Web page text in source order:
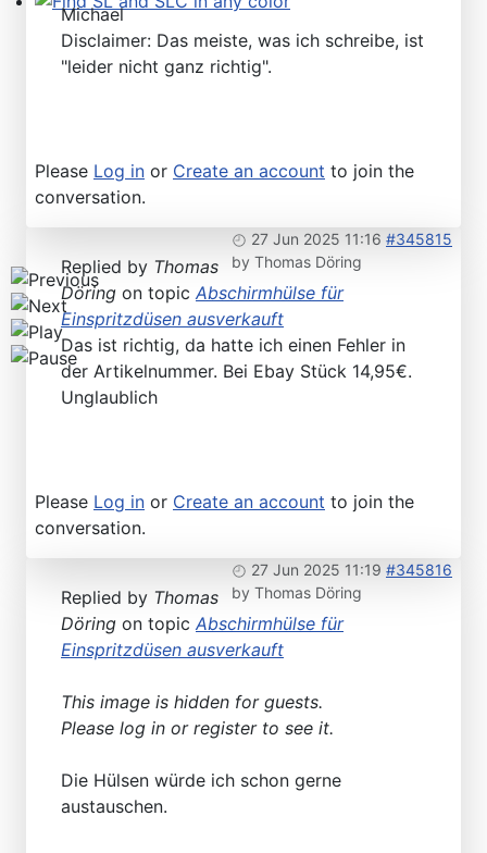
Find SL and SLC in any color
Michael
Disclaimer: Das meiste, was ich schreibe, ist
"leider nicht ganz richtig".
Please Log in or Create an account to join the
conversation.
27 Jun 2025 11:16 #345815
by Thomas Döring
Replied by Thomas
Döring on topic Abschirmhülse für
Einspritzdüsen ausverkauft
Das ist richtig, da hatte ich einen Fehler in
der Artikelnummer. Bei Ebay Stück 14,95€.
Unglaublich
Please Log in or Create an account to join the
conversation.
27 Jun 2025 11:19 #345816
by Thomas Döring
Replied by Thomas
Döring on topic Abschirmhülse für
Einspritzdüsen ausverkauft
This image is hidden for guests.
Please log in or register to see it.
Die Hülsen würde ich schon gerne
austauschen.